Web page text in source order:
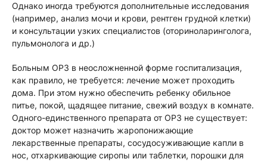
Однако иногда требуются дополнительные исследования
(например, анализ мочи и крови, рентген грудной клетки)
и консультации узких специалистов (оториноларинголога,
пульмонолога и др.)
Больным ОРЗ в неосложненной форме госпитализация,
как правило, не требуется: лечение может проходить
дома. При этом нужно обеспечить ребенку обильное
питье, покой, щадящее питание, свежий воздух в комнате.
Одного-единственного препарата от ОРЗ не существует:
доктор может назначить жаропонижающие
лекарственные препараты, сосудосуживающие капли в
нос, отхаркивающие сиропы или таблетки, порошки для